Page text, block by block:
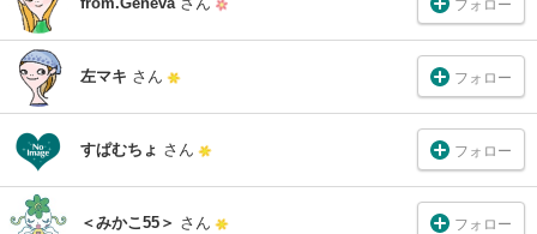
フォロー
左マキ さん フォロー
すぱむちょ さん フォロー
＜みかこ55＞ さん フォロー